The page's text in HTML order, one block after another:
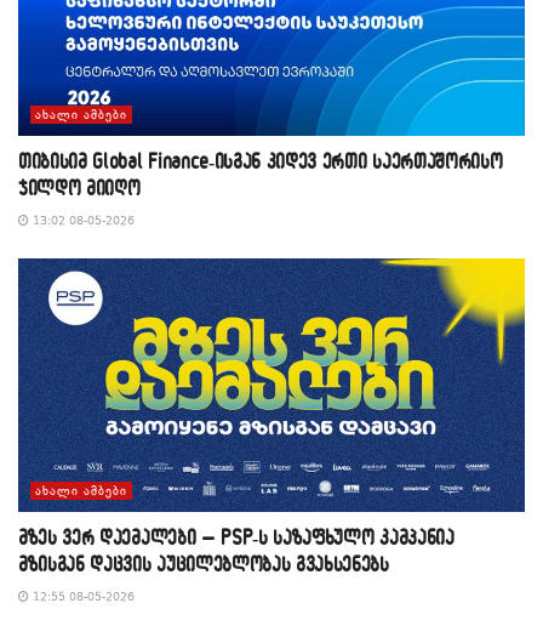
ᲐᲮᲐᲚᲘ ᲐᲛᲑᲔᲑᲘ
თიბისიმ Global Finance-ისგან კიდევ ერთი საერთაშორისო
ჯილდო მიიღო
13:02 08-05-2026
ᲐᲮᲐᲚᲘ ᲐᲛᲑᲔᲑᲘ
მზეს ვერ დაემალები – PSP-ს საზაფხულო კამპანია
მზისგან დაცვის აუცილებლობას გვახსენებს
12:55 08-05-2026